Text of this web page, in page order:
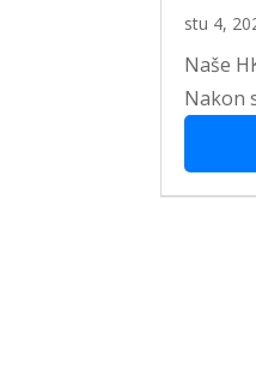
stu 4,
Naše
Nakon